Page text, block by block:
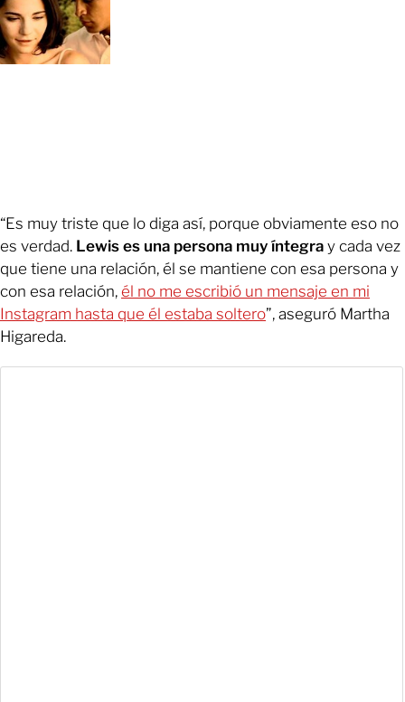
“Es muy triste que lo diga así, porque obviamente eso no
es verdad. Lewis es una persona muy íntegra y cada vez
que tiene una relación, él se mantiene con esa persona y
con esa relación, él no me escribió un mensaje en mi
Instagram hasta que él estaba soltero”, aseguró Martha
Higareda.